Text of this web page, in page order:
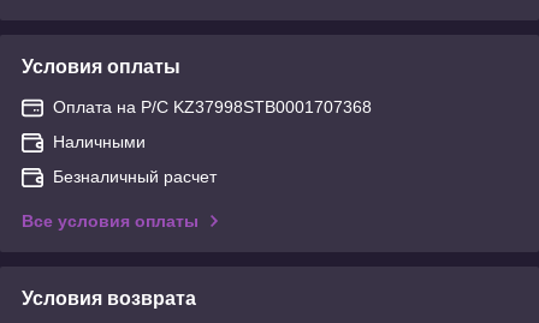
Условия оплаты
Оплата на Р/С KZ37998STB0001707368
Наличными
Безналичный расчет
Все условия оплаты
Условия возврата